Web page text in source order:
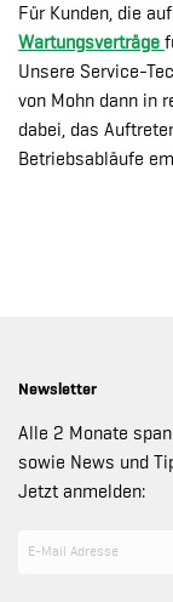
Für Kunden, die
Wartungsverträge
Unsere Service-
von Mohn dann in
dabei, das
Betriebsabläufe
Newsletter
Alle 2 Monate
sowie News und
Jetzt anmelden: